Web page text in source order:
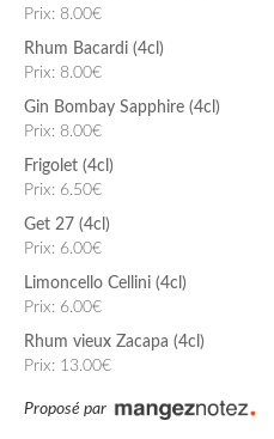
Prix: 8.00€
Rhum Bacardi (4cl)
Prix: 8.00€
Gin Bombay Sapphire (4cl)
Prix: 8.00€
Frigolet (4cl)
Prix: 6.50€
Get 27 (4cl)
Prix: 6.00€
Limoncello Cellini (4cl)
Prix: 6.00€
Rhum vieux Zacapa (4cl)
Prix: 13.00€
Proposé par